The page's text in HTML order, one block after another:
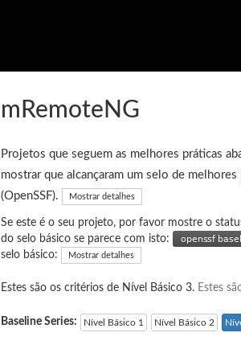
mRemoteNG
Projetos que seguem as melhores práticas
mostrar que alcançaram um selo de
(OpenSSF).
Mostrar detalhes
Se este é o seu projeto, por favor mostre o
do selo básico se parece com isto:
selo básico:
Mostrar detalhes
Estes são os critérios de Nível Básico 3. Estes
Baseline Series: Nível Básico 1 Nível Básico 2